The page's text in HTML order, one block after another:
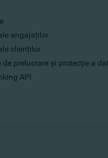
angajaților
clienților
de prelucrare și protecție a
API